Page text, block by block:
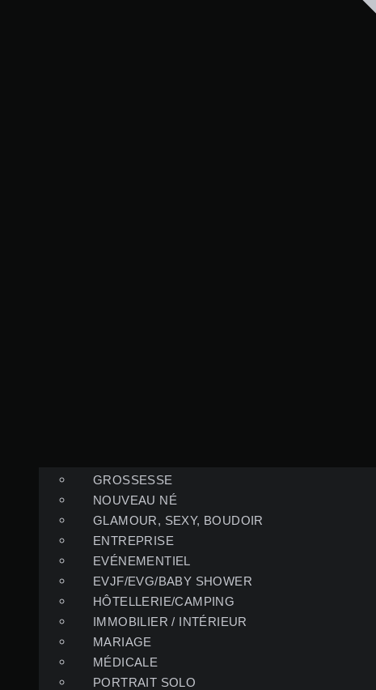
GROSSESSE
NOUVEAU NÉ
GLAMOUR, SEXY, BOUDOIR
ENTREPRISE
EVÉNEMENTIEL
EVJF/EVG/BABY SHOWER
HÔTELLERIE/CAMPING
IMMOBILIER / INTÉRIEUR
MARIAGE
MÉDICALE
PORTRAIT SOLO